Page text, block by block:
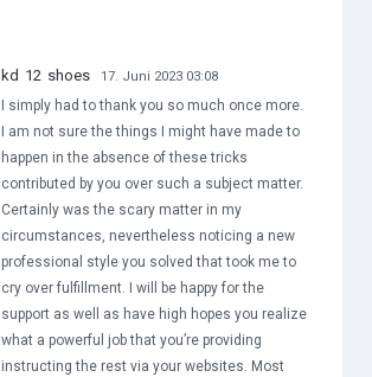
kd 12 shoes 17. Juni 2023 03:08
I simply had to thank you so much once more.
I am not sure the things I might have made to
happen in the absence of these tricks
contributed by you over such a subject matter.
Certainly was the scary matter in my
circumstances, nevertheless noticing a new
professional style you solved that took me to
cry over fulfillment. I will be happy for the
support as well as have high hopes you realize
what a powerful job that you’re providing
instructing the rest via your websites. Most